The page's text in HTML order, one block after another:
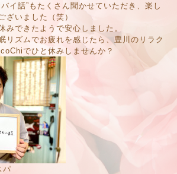
イ話”もたくさん聞かせていただき、楽し
ざいました（笑）
みできたようで安心しました。
リズムでお疲れを感じたら、豊川のリラク
でひと休みしませんか？
パ